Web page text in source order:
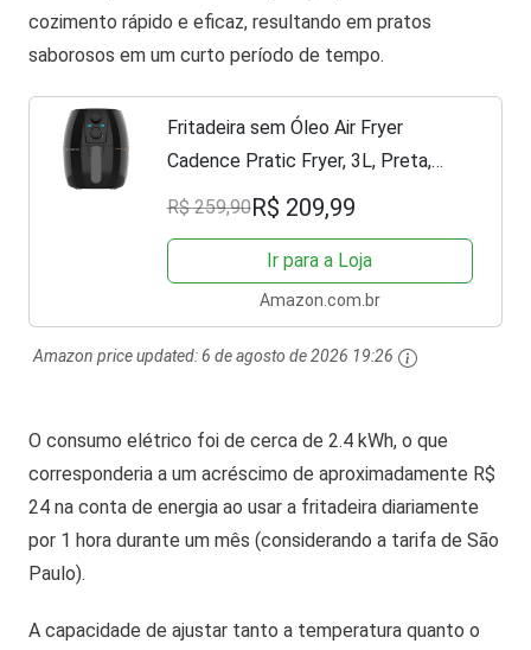
cozimento rápido e eficaz, resultando em pratos
saborosos em um curto período de tempo.
Fritadeira sem Óleo Air Fryer
Cadence Pratic Fryer, 3L, Preta,
110V, FRT515
R$ 259,90R$ 209,99
Ir para a Loja
Amazon.com.br
Amazon price updated:6 de agosto de 2026 19:26
O consumo elétrico foi de cerca de 2.4 kWh, o que
corresponderia a um acréscimo de aproximadamente R$
24 na conta de energia ao usar a fritadeira diariamente
por 1 hora durante um mês (considerando a tarifa de São
Paulo).
A capacidade de ajustar tanto a temperatura quanto o